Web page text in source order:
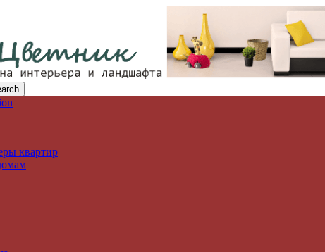
декор и обустройство дома. Идеи со всего мира.
квартир